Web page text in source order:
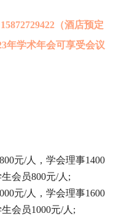
（酒店预定
年学术年会可享受会议
元/人，学会理事1400
会员800元/人;
元/人，学会理事1600
会员1000元/人;